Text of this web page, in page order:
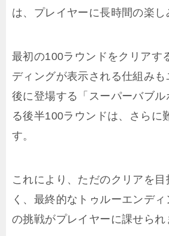
は、プレイヤーに長時間の楽し
最初の100ラウンドをクリアす
ディングが表示される仕組み
後に登場する「スーパーバブ
る後半100ラウンドは、さらに
す。
これにより、ただのクリアを
く、最終的なトゥルーエンデ
の挑戦がプレイヤーに課せられ